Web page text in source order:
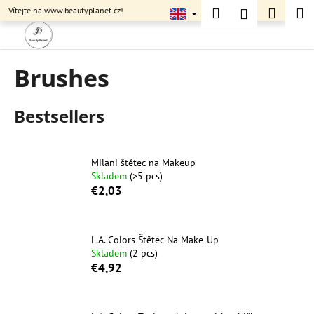
Skip
to
content
Vítejte na www.beautyplanet.cz! SearchLogin
Brushes
Bestsellers
Milani štětec na Makeup
Skladem (>5 pcs)
€2,03
L.A. Colors Štětec Na Make-Up
Skladem (2 pcs)
€4,92
C
a
r Back
Back
W
h
a